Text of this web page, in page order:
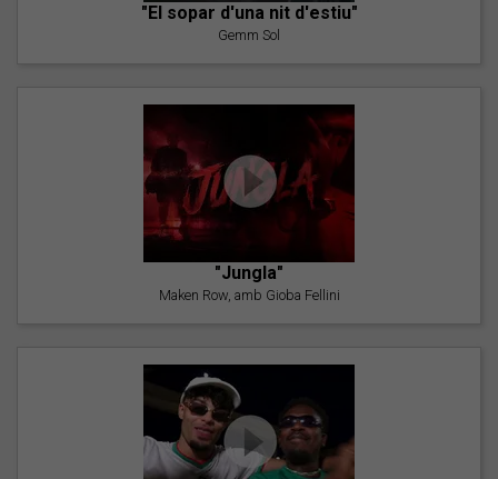
"El sopar d'una nit d'estiu"
Gemm Sol
"Jungla"
Maken Row, amb Gioba Fellini